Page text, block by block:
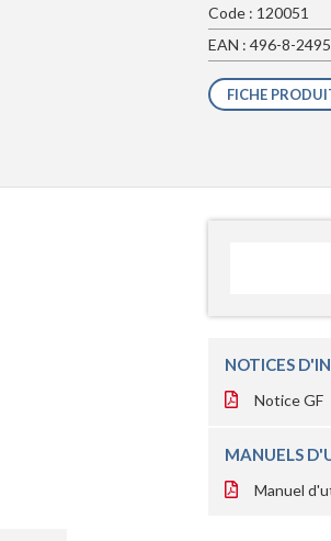
Code : 120051
EAN : 496-8-
FICHE
NOTICES
Notice GF
MANUELS
Manuel